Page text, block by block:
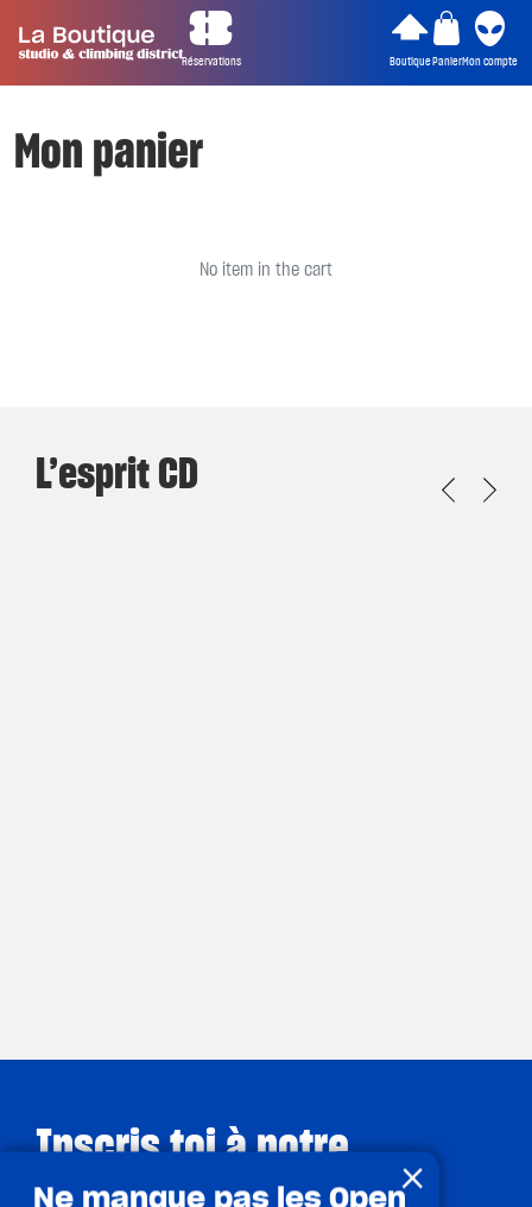
Mon panier
No item in the cart
Mon compte
Panier
Boutique
Réservations